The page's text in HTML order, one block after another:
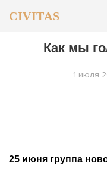
CIVITAS
ОБЩЕСТВО
Как мы
1 июля
25 июня группа